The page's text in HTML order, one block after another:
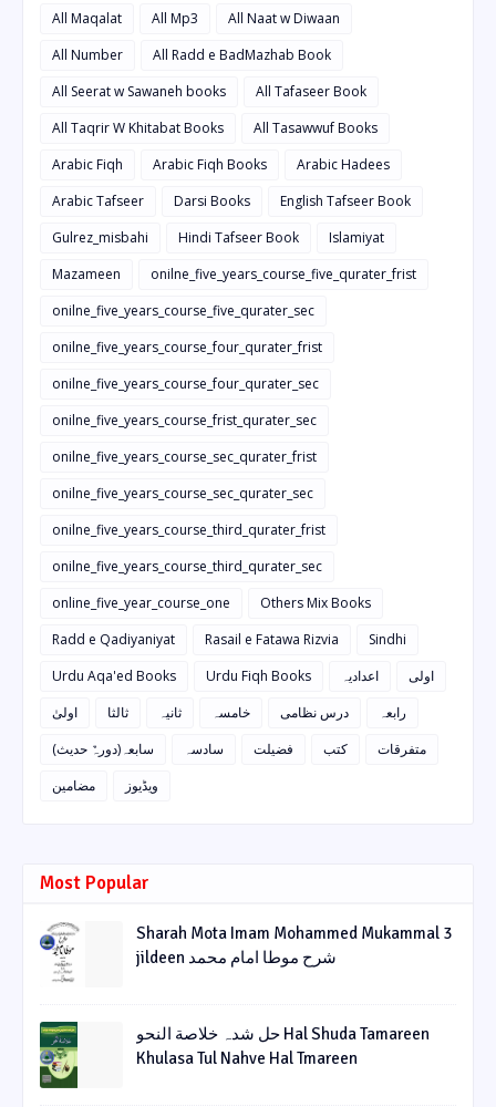
All Maqalat All Mp3
All Naat w Diwaan
All Number
All Radd e BadMazhab Book
All Seerat w Sawaneh books
All Tafaseer Book
All Taqrir W Khitabat Books
All Tasawwuf Books
Arabic Fiqh
Arabic Fiqh Books
Arabic Hadees
Arabic Tafseer
Darsi Books
English Tafseer Book
Gulrez_misbahi
Hindi Tafseer Book
Islamiyat
Mazameen
onilne_five_years_course_five_qurater_frist
onilne_five_years_course_five_qurater_sec
onilne_five_years_course_four_qurater_frist
onilne_five_years_course_four_qurater_sec
onilne_five_years_course_frist_qurater_sec
onilne_five_years_course_sec_qurater_frist
onilne_five_years_course_sec_qurater_sec
onilne_five_years_course_third_qurater_frist
onilne_five_years_course_third_qurater_sec
online_five_year_course_one
Others Mix Books
Radd e Qadiyaniyat
Rasail e Fatawa Rizvia
Sindhi
Urdu Aqa'ed Books
Urdu Fiqh Books اعدادیہ
اولی
اولیٰ
ثالثا ثانیہ خامسہ درس نظامی
رابعہ
سابعہ(دورہٌ حدیث)
سادسہ فضیلت کتب
متفرقات
مضامین
ویڈیوز
Most Popular
Sharah Mota Imam Mohammed Mukammal 3
jildeen شرح موطا امام محمد
حل شدہ خلاصة النحو Hal Shuda Tamareen
Khulasa Tul Nahve Hal Tmareen